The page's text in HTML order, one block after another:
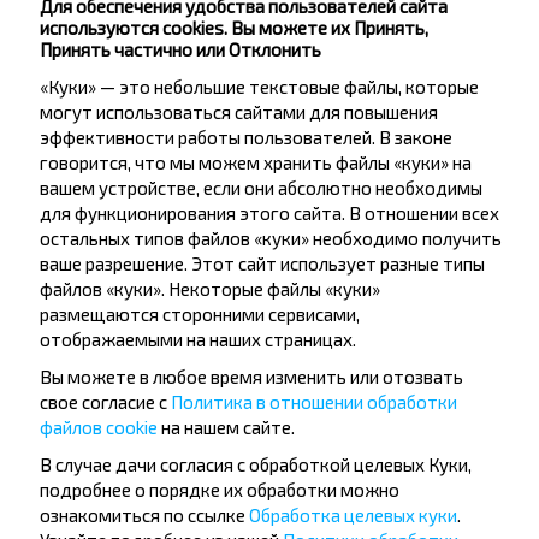
Новогрудок
Бяла-Подляска
Хотите
путешествовать
дешевле?
Не пропусти специальные акции, скидки и
другие интересные предложения INFOBUS.
Подпишись на получение новостей и
путешествуй с нами дешевле!
Для обеспечения удобства пользователей сайта
используются cookies. Вы можете их Принять,
Принять частично или Отклонить
«Куки» — это небольшие текстовые файлы, которые
могут использоваться сайтами для повышения
эффективности работы пользователей. В законе
говорится, что мы можем хранить файлы «куки» на
вашем устройстве, если они абсолютно необходимы
для функционирования этого сайта. В отношении всех
остальных типов файлов «куки» необходимо получить
ваше разрешение. Этот сайт использует разные типы
файлов «куки». Некоторые файлы «куки»
размещаются сторонними сервисами,
отображаемыми на наших страницах.
Вы можете в любое время изменить или отозвать
свое согласие с Политика в отношении обработки
файлов cookie на нашем сайте.
В случае дачи согласия с обработкой целевых Куки,
подробнее о порядке их обработки можно
ознакомиться по ссылке Обработка целевых куки.